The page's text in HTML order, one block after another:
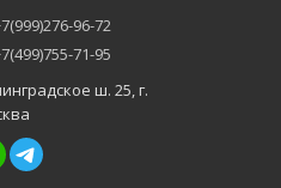
96-72
71-95
ш. 25, г.